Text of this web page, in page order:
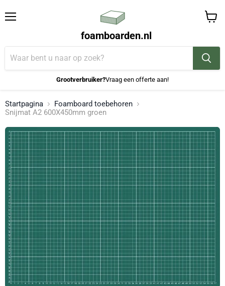
foamboarden.nl
Grootverbruiker?Vraag een offerte aan!
Startpagina
Foamboard toebehoren
Snijmat A2 600X450mm groen